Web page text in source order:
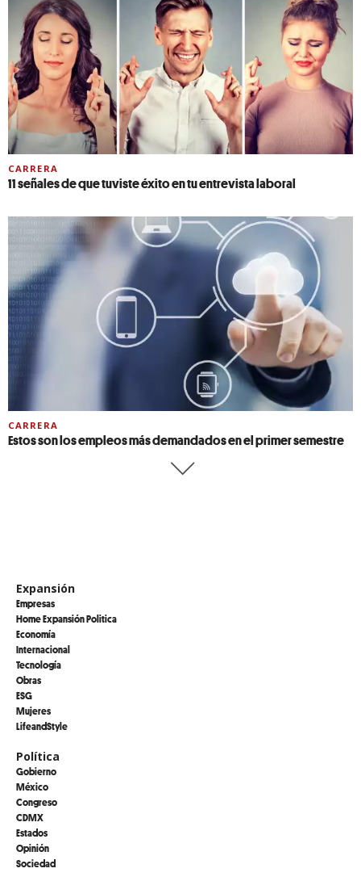
CARRERA
11 señales de que tuviste éxito en tu entrevista laboral
CARRERA
Estos son los empleos más demandados en el primer semestre
Expansión
Empresas
Home Expansión Politica
Economía
Internacional
Tecnología
Obras
ESG
Mujeres
LifeandStyle
Política
Gobierno
México
Congreso
CDMX
Estados
Opinión
Sociedad